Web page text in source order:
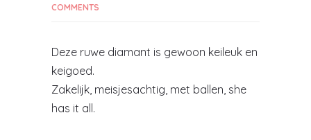
COMMENTS
Deze ruwe diamant is gewoon keileuk en
keigoed.
Zakelijk, meisjesachtig, met ballen, she
has it all.